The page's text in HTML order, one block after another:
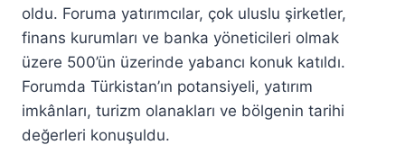
oldu. Foruma yatırımcılar, çok uluslu şirketler,
finans kurumları ve banka yöneticileri olmak
üzere 500’ün üzerinde yabancı konuk katıldı.
Forumda Türkistan’ın potansiyeli, yatırım
imkânları, turizm olanakları ve bölgenin tarihi
değerleri konuşuldu.